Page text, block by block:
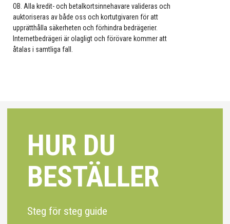
OB. Alla kredit- och betalkortsinnehavare valideras och
auktoriseras av både oss och kortutgivaren för att
upprätthålla säkerheten och förhindra bedrägerier.
Internetbedrägeri är olagligt och förövare kommer att
åtalas i samtliga fall.
HUR DU
BESTÄLLER
Steg för steg guide